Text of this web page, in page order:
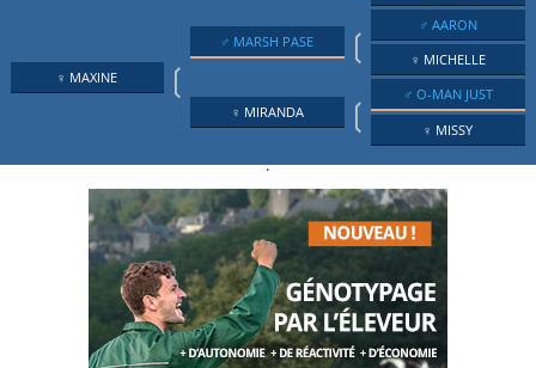
♀ MAXINE ❲
♂ MARSH PASE ❲
♂ AARON
♀ MICHELLE
♀ MIRANDA ❲
♂ O-MAN JUST
♀ MISSY
.